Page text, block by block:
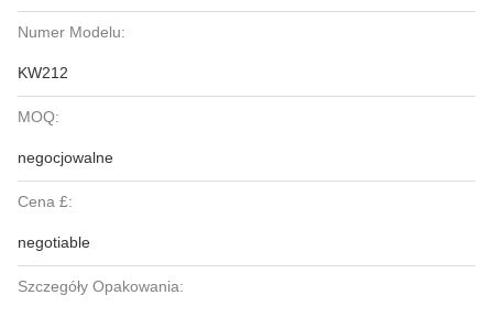
Numer Modelu:
KW212
MOQ:
negocjowalne
Cena £:
negotiable
Szczegóły Opakowania: